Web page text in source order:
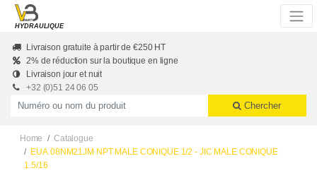
Skip to main content
HYDRAULIQUE
Livraison gratuite à partir de €250 HT
2% de réduction sur la boutique en ligne
Livraison jour et nuit
+32 (0)51 24 06 05
Productnummer of naam
Chercher
Home
Catalogue
EUA.08NM21JM NPT MALE CONIQUE 1/2 - JIC MALE CONIQUE
1.5/16